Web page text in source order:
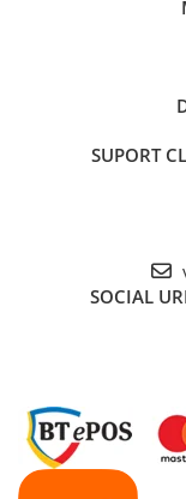
SUPORT
SOCIAL